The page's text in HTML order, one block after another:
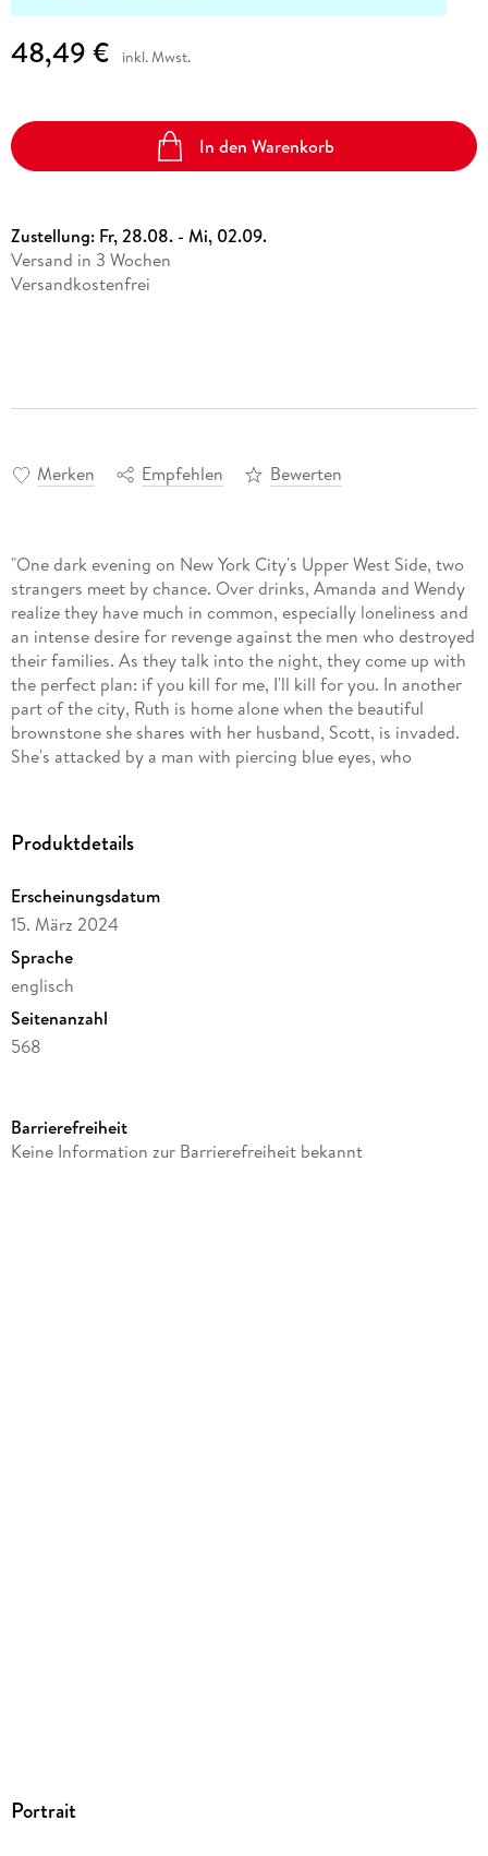
48,49 € inkl. Mwst.
In den Warenkorb
Zustellung: Fr, 28.08. - Mi, 02.09.
Versand in 3 Wochen
Versandkostenfrei
Merken Empfehlen Bewerten
"One dark evening on New York City's Upper West Side, two
strangers meet by chance. Over drinks, Amanda and Wendy
realize they have much in common, especially loneliness and
an intense desire for revenge against the men who destroyed
their families. As they talk into the night, they come up with
the perfect plan: if you kill for me, I'll kill for you. In another
part of the city, Ruth is home alone when the beautiful
brownstone she shares with her husband, Scott, is invaded.
She's attacked by a man with piercing blue eyes, who
Produktdetails
Erscheinungsdatum
15. März 2024
Sprache
englisch
Seitenanzahl
568
Verlag/Hersteller
Barrierefreiheit
Keine Information zur Barrierefreiheit bekannt
Portrait